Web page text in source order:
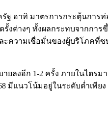
อาทิ มาตรการกระตุ้นการท่
งต่างๆ ทั้งผลกระทบจากกา
ะความเชื่อมั่นของผู้บริโภคที่
งอีก 1-2 ครั้ง ภายในไตรม
แนวโน้มอยู่ในระดับต่ำเพียง